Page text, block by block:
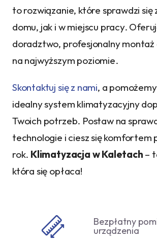
to rozwiązanie, które sprawdzi się
domu, jak i w miejscu pracy.
doradztwo, profesjonalny montaż
na najwyższym poziomie.
Skontaktuj się z nami, a
idealny system klimatyzacyjny
Twoich potrzeb. Postaw na
technologie i ciesz się komfortem
rok. Klimatyzacja w Kaletach –
która się opłaca!
Bezpłatny
urządzenia